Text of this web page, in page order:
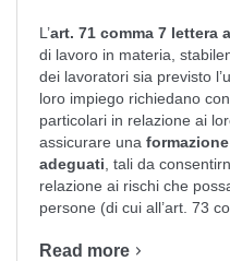
L’art. 71 comma 7 lettera a
di lavoro in materia,
dei lavoratori sia previsto
loro impiego richiedano
particolari in relazione ai
assicurare una formazione
adeguati, tali da
relazione ai rischi che
persone (di cui all’art. 73
Read more